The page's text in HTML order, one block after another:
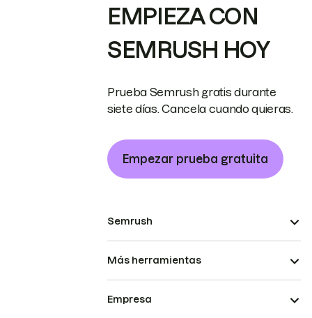
EMPIEZA CON
SEMRUSH HOY
Prueba Semrush gratis durante
siete días. Cancela cuando quieras.
Empezar prueba gratuita
Semrush
Más herramientas
Empresa